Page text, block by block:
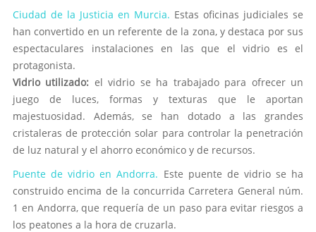
Ciudad de la Justicia en Murcia. Estas oficinas judiciales se
han convertido en un referente de la zona, y destaca por sus
espectaculares instalaciones en las que el vidrio es el
protagonista.
Vidrio utilizado: el vidrio se ha trabajado para ofrecer un
juego de luces, formas y texturas que le aportan
majestuosidad. Además, se han dotado a las grandes
cristaleras de protección solar para controlar la penetración
de luz natural y el ahorro económico y de recursos.
Puente de vidrio en Andorra. Este puente de vidrio se ha
construido encima de la concurrida Carretera General núm.
1 en Andorra, que requería de un paso para evitar riesgos a
los peatones a la hora de cruzarla.